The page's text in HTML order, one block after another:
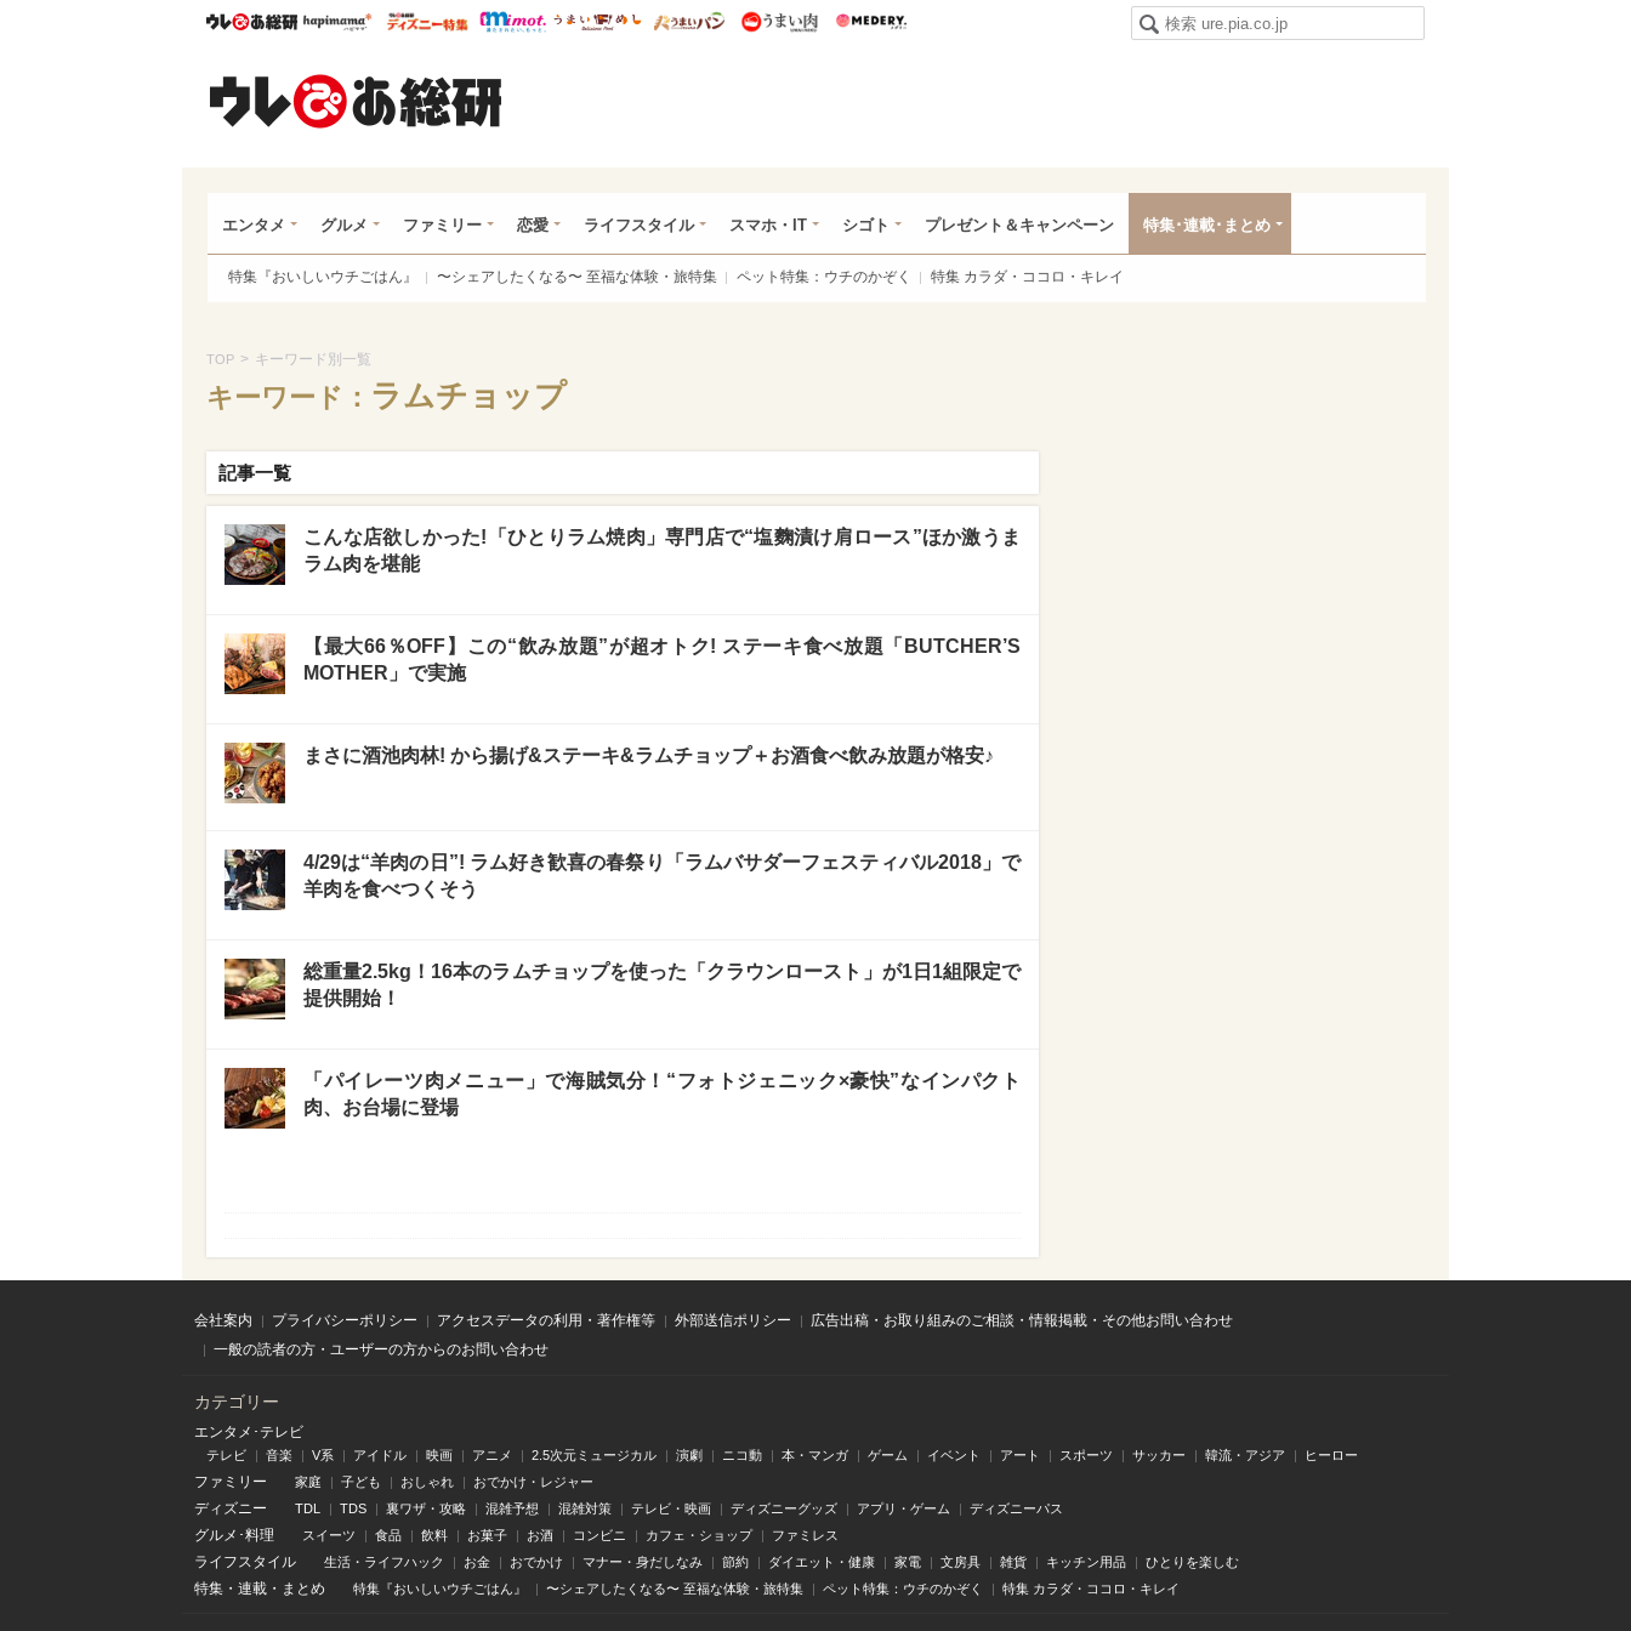
ウレぴあ総研ハピママ* ウレぴあ総研 ディズニー特集
mimot. うまいめし うまいパン うまい肉
エンタメ グルメ ファミリー 恋愛 ライフスタイル スマホ・IT シゴト プレゼント＆キャンペーン 特集･連載･まとめ
特集『おいしいウチごはん』 〜シェアしたくなる〜 至福な体験・旅特集 ペット特集：ウチのかぞく 特集 カラダ・ココロ・キレイ
TOP > キーワード別一覧
キーワード： ラムチョップ
記事一覧
こんな店欲しかった!「ひとりラム焼肉」専門店で“塩麴漬け肩ロース”ほか激うま
ラム肉を堪能
【最大66％OFF】この“飲み放題”が超オトク! ステーキ食べ放題「BUTCHER’S
MOTHER」で実施
まさに酒池肉林! から揚げ&ステーキ&ラムチョップ＋お酒食べ飲み放題が格安♪
4/29は“羊肉の日”! ラム好き歓喜の春祭り「ラムバサダーフェスティバル2018」で
羊肉を食べつくそう
総重量2.5kg！16本のラムチョップを使った「クラウンロースト」が1日1組限定で
提供開始！
「パイレーツ肉メニュー」で海賊気分！“フォトジェニック×豪快”なインパクト
肉、お台場に登場
会社案内 プライバシーポリシー アクセスデータの利用・著作権等 外部送信ポリシー
広告出稿・お取り組みのご相談・情報掲載・その他お問い合わせ
一般の読者の方・ユーザーの方からのお問い合わせ
カテゴリー
エンタメ･テレビ
テレビ 音楽 V系 アイドル 映画 アニメ 2.5次元ミュージカル 演劇 ニコ動 本・マンガ ゲーム イベント アート スポーツ サッカー 韓流・アジア ヒーロー
ファミリー 家庭 子ども おしゃれ おでかけ・レジャー
ディズニー TDL TDS 裏ワザ・攻略 混雑予想 混雑対策 テレビ・映画 ディズニーグッズ アプリ・ゲーム ディズニーパス
グルメ･料理 スイーツ 食品 飲料 お菓子 お酒 コンビニ カフェ・ショップ ファミレス
ライフスタイル 生活・ライフハック お金 おでかけ マナー・身だしなみ 節約 ダイエット・健康 家電 文房具 雑貨 キッチン用品 ひとりを楽しむ
特集 ・ 連載 ・ まとめ 特集『おいしいウチごはん』 〜シェアしたくなる〜 至福な体験・旅特集 ペット特集：ウチのかぞく 特集 カラダ・ココロ・キレイ